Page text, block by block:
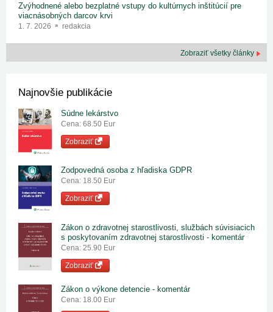
Zvýhodnené alebo bezplatné vstupy do kultúrnych inštitúcií pre
viacnásobných darcov krvi
1. 7. 2026 redakcia
Zobraziť všetky články
Najnovšie publikácie
Súdne lekárstvo
Cena: 68.50 Eur
Zobraziť
Zodpovedná osoba z hľadiska GDPR
Cena: 18.50 Eur
Zobraziť
Zákon o zdravotnej starostlivosti, službách súvisiacich
s poskytovaním zdravotnej starostlivosti - komentár
Cena: 25.90 Eur
Zobraziť
Zákon o výkone detencie - komentár
Cena: 18.00 Eur